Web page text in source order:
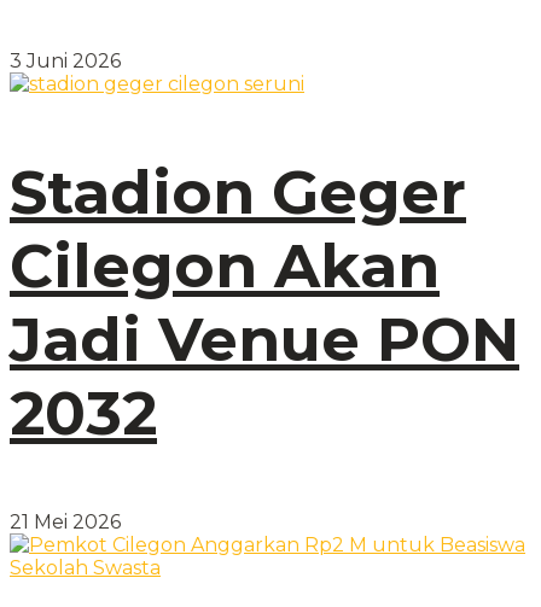
3 Juni 2026
Stadion Geger
Cilegon Akan
Jadi Venue PON
2032
21 Mei 2026